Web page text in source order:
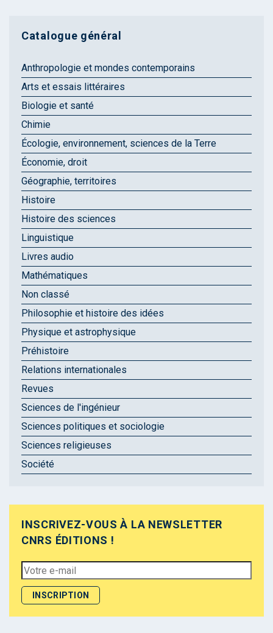
Catalogue général
Anthropologie et mondes contemporains
Arts et essais littéraires
Biologie et santé
Chimie
Écologie, environnement, sciences de la Terre
Économie, droit
Géographie, territoires
Histoire
Histoire des sciences
Linguistique
Livres audio
Mathématiques
Non classé
Philosophie et histoire des idées
Physique et astrophysique
Préhistoire
Relations internationales
Revues
Sciences de l'ingénieur
Sciences politiques et sociologie
Sciences religieuses
Société
INSCRIVEZ-VOUS À LA NEWSLETTER
CNRS ÉDITIONS !